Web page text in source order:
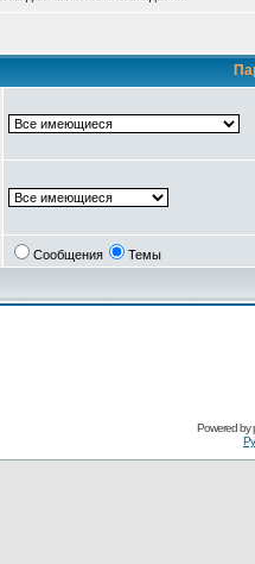
Сообщения Темы
Powered by